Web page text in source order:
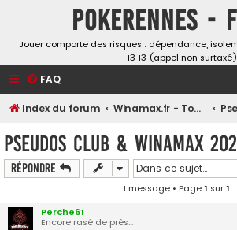
Pokerennes -
Jouer comporte des risques : dépendance,
13 13 (appel non surtaxé)
FAQ
Index du forum Winamax.fr - Tournois, challenges et freerolls
Pseudos Club & Winamax
Répondre
1 message • Page1 sur1
Perche61
Encore rasé de près...